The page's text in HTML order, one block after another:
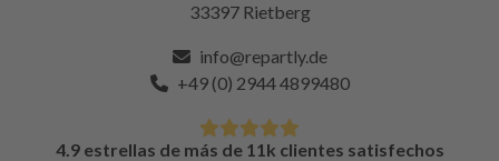
33397 Rietberg
info@repartly.de
+49 (0) 2944 4899480
4.9 estrellas de más de 11k clientes satisfechos